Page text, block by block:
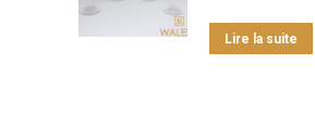
Lire la suite